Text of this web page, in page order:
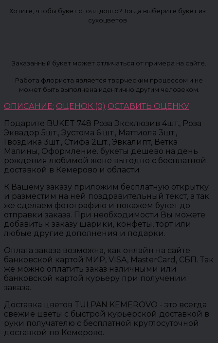
Хотите, чтобы букет стоял долго? Тогда выберите букет из
сухоцветов
Заказанный букет может отличаться от примера на сайте.
Работа флориста является творческим процессом и не
может быть выполнена идентично другим человеком.
ОПИСАНИЕ: ОЦЕНОК (0) ОСТАВИТЬ ОЦЕНКУ
Подарите BUKET 748 Роза Эксклюзив 4шт., Роза
Эквадор 5шт., Эустома 6 шт., Маттиола 3шт.,
Гвоздика 3шт., Стифа 2шт., Эвкалипт, Ветка
Малины, Оформление. букеты дешево на день
рождения любимой жене выгодно с бесплатной
доставкой в Кемерово и области
К Вашему заказу приложим бесплатную открытку
и разместим на ней поздравительный текст, а так
же сделаем фотографию и покажем букет до
отправки заказа. При необходимости Вы можете
добавить к заказу шарики, конфеты, торт или
любые другие дополнения и подарки.
Оплата заказа возможна, как онлайн на сайте
банковской картой МИР, VISA, MasterCard, СБП. Так
же можно оплатить заказ наличными или
банковской картой курьеру при получении
заказа.
Доставка цветов TULPAN KEMEROVO - это всегда
свежие цветы с быстрой курьерской доставкой в
руки получателю с бесплатной круглосуточной
доставкой по Кемерово.